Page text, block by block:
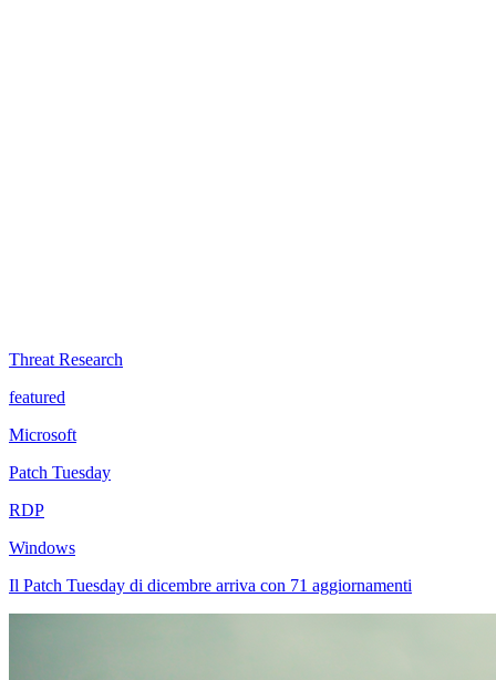
Threat Research
featured
Microsoft
Patch Tuesday
RDP
Windows
Il Patch Tuesday di dicembre arriva con 71 aggiornamenti